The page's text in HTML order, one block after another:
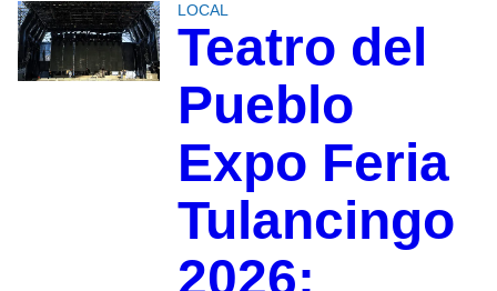
LOCAL
Teatro del
Pueblo
Expo Feria
Tulancingo
2026: